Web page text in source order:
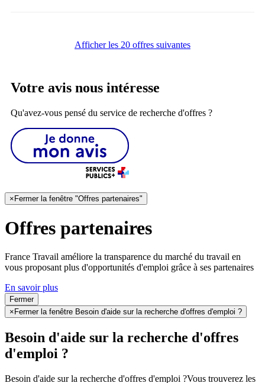
Afficher les 20 offres suivantes
Votre avis nous intéresse
Qu'avez-vous pensé du service de recherche d'offres ?
×Fermer la fenêtre "Offres partenaires"
Offres partenaires
France Travail améliore la transparence du marché du travail en
vous proposant plus d'opportunités d'emploi grâce à ses partenaires
En savoir plus
Fermer
× Fermer la fenêtre Besoin d'aide sur la recherche d'offres d'emploi ?
Besoin d'aide sur la recherche d'offres
d'emploi ?
Besoin d'aide sur la recherche d'offres d'emploi ?Vous trouverez les